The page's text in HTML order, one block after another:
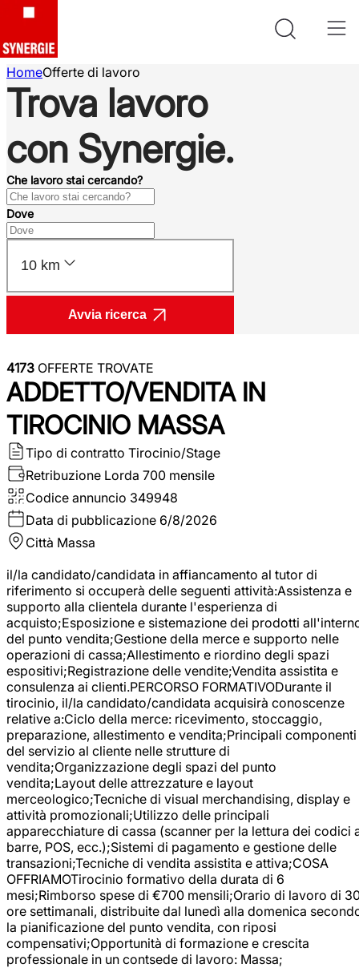
HomeOfferte di lavoro
Trova lavoro
con Synergie.
Che lavoro stai cercando?
Dove
10 km
Avvia ricerca
4173 OFFERTE TROVATE
ADDETTO/VENDITA IN
TIROCINIO MASSA
Tipo di contratto Tirocinio/Stage
Retribuzione Lorda 700 mensile
Codice annuncio 349948
Data di pubblicazione 6/8/2026
Città Massa
il/la candidato/candidata in affiancamento al tutor di
riferimento si occuperà delle seguenti attività:Assistenza e
supporto alla clientela durante l'esperienza di
acquisto;Esposizione e sistemazione dei prodotti
del punto vendita;Gestione della merce e supporto nelle
operazioni di cassa;Allestimento e riordino degli spazi
espositivi;Registrazione delle vendite;Vendita assistita e
consulenza ai clienti.PERCORSO FORMATIVODurante il
tirocinio, il/la candidato/candidata acquisirà conoscenze
relative a:Ciclo della merce: ricevimento, stoccaggio,
preparazione, allestimento e vendita;Principali componenti
del servizio al cliente nelle strutture di
vendita;Organizzazione degli spazi del punto
vendita;Layout delle attrezzature e layout
merceologico;Tecniche di visual merchandising, display e
attività promozionali;Utilizzo delle principali
apparecchiature di cassa (scanner per la lettura dei codici
barre, POS, ecc.);Sistemi di pagamento e gestione delle
transazioni;Tecniche di vendita assistita e attiva;COSA
OFFRIAMOTirocinio formativo della durata di 6
mesi;Rimborso spese di €700 mensili;Orario di lavoro di
ore settimanali, distribuite dal lunedì alla domenica
la pianificazione del punto vendita, con riposi
compensativi;Opportunità di formazione e crescita
professionale in un contsede di lavoro: Massa;